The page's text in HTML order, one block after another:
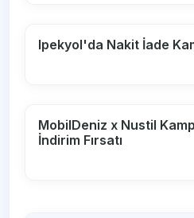
Ipekyol'da Nakit İade
MobilDeniz x Nustil
İndirim Fırsatı